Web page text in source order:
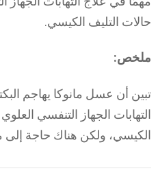
حالات التليف الكيسي.
ملخص:
تبين أن عسل مانوكا يهاجم
التهابات الجهاز التنفسي
الكيسي، ولكن هناك حاجة